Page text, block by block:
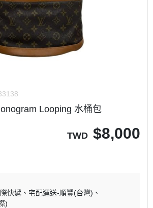
Looping 水桶包
TWD $8,000
快遞
宅配運送-順豐(台灣)
)